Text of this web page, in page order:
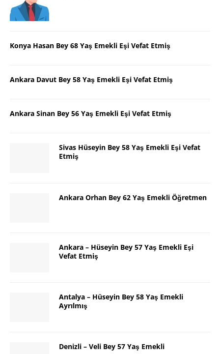
Konya Hasan Bey 68 Yaş Emekli Eşi Vefat Etmiş
Ankara Davut Bey 58 Yaş Emekli Eşi Vefat Etmiş
Ankara Sinan Bey 56 Yaş Emekli Eşi Vefat Etmiş
Sivas Hüseyin Bey 58 Yaş Emekli Eşi Vefat
Etmiş
Ankara Orhan Bey 62 Yaş Emekli Öğretmen
Ankara – Hüseyin Bey 57 Yaş Emekli Eşi
Vefat Etmiş
Antalya – Hüseyin Bey 58 Yaş Emekli
Ayrılmış
Denizli – Veli Bey 57 Yaş Emekli